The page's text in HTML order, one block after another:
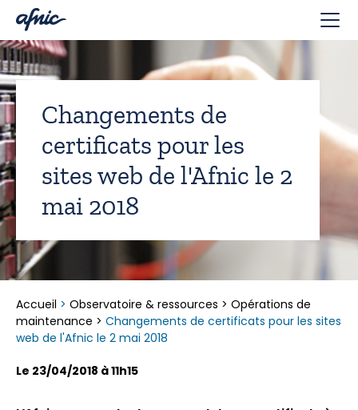
Changements de
certificats pour les
sites web de l'Afnic le 2
mai 2018
Accueil > Observatoire & ressources > Opérations de
maintenance > Changements de certificats pour les sites
web de l'Afnic le 2 mai 2018
Le 23/04/2018 à 11h15
Panneau de gestion des cookies